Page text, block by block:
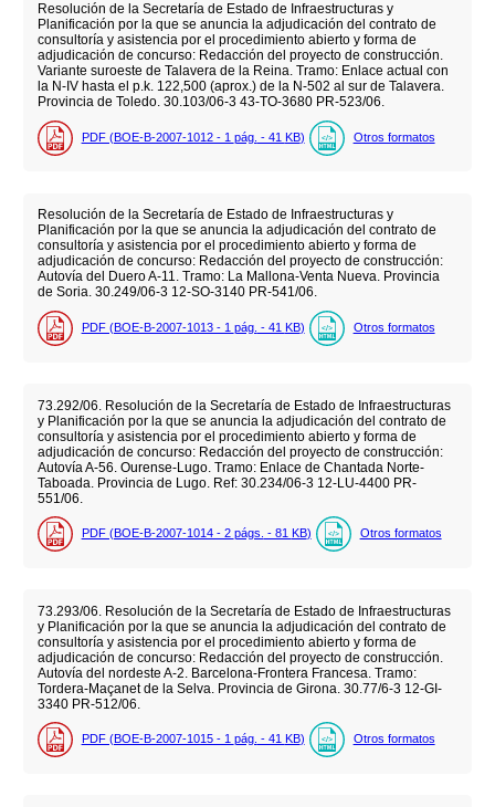
Resolución de la Secretaría de Estado de Infraestructuras y
Planificación por la que se anuncia la adjudicación del contrato de
consultoría y asistencia por el procedimiento abierto y forma de
adjudicación de concurso: Redacción del proyecto de construcción.
Variante suroeste de Talavera de la Reina. Tramo: Enlace actual con
la N-IV hasta el p.k. 122,500 (aprox.) de la N-502 al sur de Talavera.
Provincia de Toledo. 30.103/06-3 43-TO-3680 PR-523/06.
PDF (BOE-B-2007-1012 - 1 pág. - 41 KB) Otros formatos
Resolución de la Secretaría de Estado de Infraestructuras y
Planificación por la que se anuncia la adjudicación del contrato de
consultoría y asistencia por el procedimiento abierto y forma de
adjudicación de concurso: Redacción del proyecto de construcción:
Autovía del Duero A-11. Tramo: La Mallona-Venta Nueva. Provincia
de Soria. 30.249/06-3 12-SO-3140 PR-541/06.
PDF (BOE-B-2007-1013 - 1 pág. - 41 KB) Otros formatos
73.292/06. Resolución de la Secretaría de Estado de Infraestructuras
y Planificación por la que se anuncia la adjudicación del contrato de
consultoría y asistencia por el procedimiento abierto y forma de
adjudicación de concurso: Redacción del proyecto de construcción:
Autovía A-56. Ourense-Lugo. Tramo: Enlace de Chantada Norte-
Taboada. Provincia de Lugo. Ref: 30.234/06-3 12-LU-4400 PR-
551/06.
PDF (BOE-B-2007-1014 - 2 págs. - 81 KB) Otros formatos
73.293/06. Resolución de la Secretaría de Estado de Infraestructuras
y Planificación por la que se anuncia la adjudicación del contrato de
consultoría y asistencia por el procedimiento abierto y forma de
adjudicación de concurso: Redacción del proyecto de construcción.
Autovía del nordeste A-2. Barcelona-Frontera Francesa. Tramo:
Tordera-Maçanet de la Selva. Provincia de Girona. 30.77/6-3 12-GI-
3340 PR-512/06.
PDF (BOE-B-2007-1015 - 1 pág. - 41 KB) Otros formatos